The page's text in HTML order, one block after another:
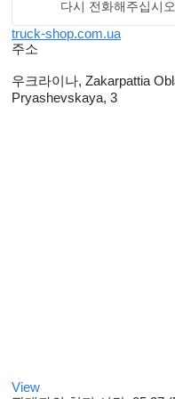
다시 전화해주십시오
truck-shop.com.ua
주소
우크라이나, Zakarpattia
Pryashevskaya, 3
View